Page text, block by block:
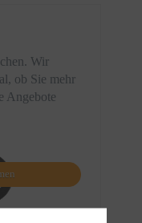
Wir
ob Sie mehr
Angebote